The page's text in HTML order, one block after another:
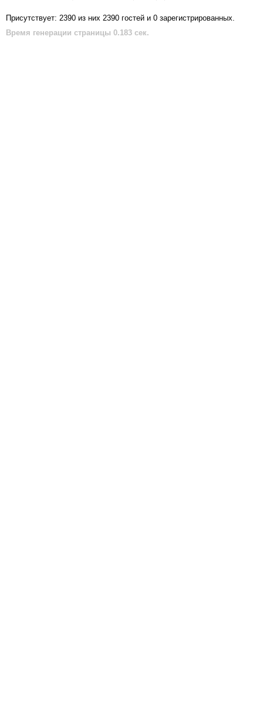
Присутствует: 2390 из них 2390 гостей и 0 зарегистрированных.
Время генерации страницы 0.183 сек.